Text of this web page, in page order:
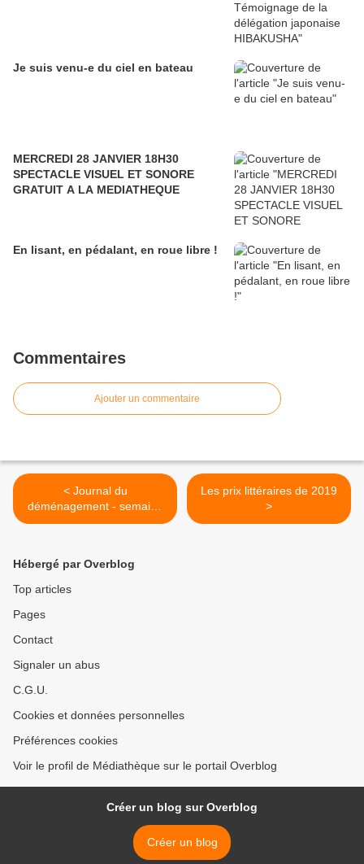
Je suis venu-e du ciel en bateau
MERCREDI 28 JANVIER 18H30
SPECTACLE VISUEL ET SONORE
GRATUIT A LA MEDIATHEQUE
En lisant, en pédalant, en roue libre !
Commentaires
Ajouter un commentaire
< Journal du
déménagement - semaine
6
Les prix littéraires de 2019
>
Hébergé par Overblog
Top articles
Pages
Contact
Signaler un abus
C.G.U.
Cookies et données personnelles
Préférences cookies
Voir le profil de Médiathèque sur le portail Overblog
Créer un blog sur Overblog
Créer un blog